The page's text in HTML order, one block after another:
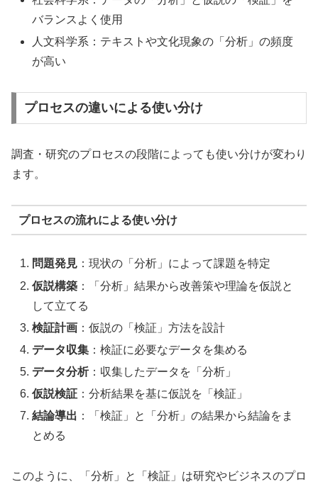
バランスよく使用
人文科学系：テキストや文化現象の「分析」の頻度
が高い
プロセスの違いによる使い分け
調査・研究のプロセスの段階によっても使い分けが変わり
ます。
プロセスの流れによる使い分け
問題発見 ：現状の「分析」によって課題を特定
仮説構築 ：「分析」結果から改善策や理論を仮説と
して立てる
検証計画 ：仮説の「検証」方法を設計
データ収集 ：検証に必要なデータを集める
データ分析：収集したデータを「分析」
仮説検証 ：分析結果を基に仮説を「検証」
結論導出 ：「検証」と「分析」の結果から結論をま
とめる
このように、「分析」と「検証」は研究やビジネスのプロ